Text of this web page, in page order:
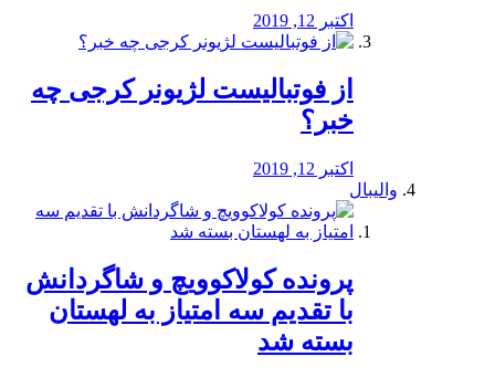
اکتبر 12, 2019
از فوتبالیست لژیونر کرجی چه
خبر؟
اکتبر 12, 2019
والیبال
پرونده کولاکوویچ و شاگردانش
با تقدیم سه امتیاز به لهستان
بسته شد